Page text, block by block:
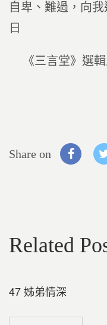
自卑、難過，向
日
《三言堂》選
Share on
Related
47 姊弟情深